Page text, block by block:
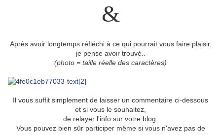
&
Après avoir longtemps réfléchi à ce qui pourrait vous faire plaisir,
je pense avoir trouvé..
(photo = taille réelle des caractères)
Il vous suffit simplement de laisser un commentaire ci-dessous
et si vous le souhaitez,
de relayer l'info sur votre blog.
Vous pouvez bien sûr participer même si vous n'avez pas de